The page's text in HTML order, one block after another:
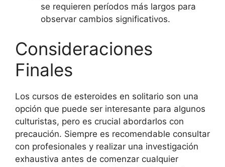
se requieren períodos más largos para
observar cambios significativos.
Consideraciones
Finales
Los cursos de esteroides en solitario son una
opción que puede ser interesante para algunos
culturistas, pero es crucial abordarlos con
precaución. Siempre es recomendable consultar
con profesionales y realizar una investigación
exhaustiva antes de comenzar cualquier